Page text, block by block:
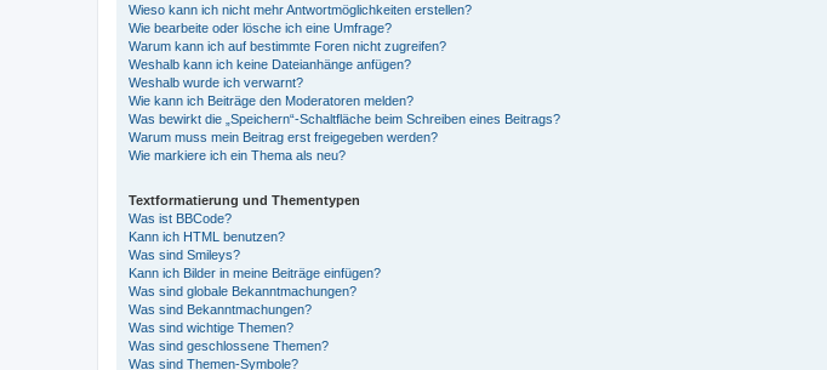
Wieso kann ich nicht mehr Antwortmöglichkeiten erstellen?
Wie bearbeite oder lösche ich eine Umfrage?
Warum kann ich auf bestimmte Foren nicht zugreifen?
Weshalb kann ich keine Dateianhänge anfügen?
Weshalb wurde ich verwarnt?
Wie kann ich Beiträge den Moderatoren melden?
Was bewirkt die „Speichern“-Schaltfläche beim Schreiben eines Beitrags?
Warum muss mein Beitrag erst freigegeben werden?
Wie markiere ich ein Thema als neu?
Textformatierung und Thementypen
Was ist BBCode?
Kann ich HTML benutzen?
Was sind Smileys?
Kann ich Bilder in meine Beiträge einfügen?
Was sind globale Bekanntmachungen?
Was sind Bekanntmachungen?
Was sind wichtige Themen?
Was sind geschlossene Themen?
Was sind Themen-Symbole?